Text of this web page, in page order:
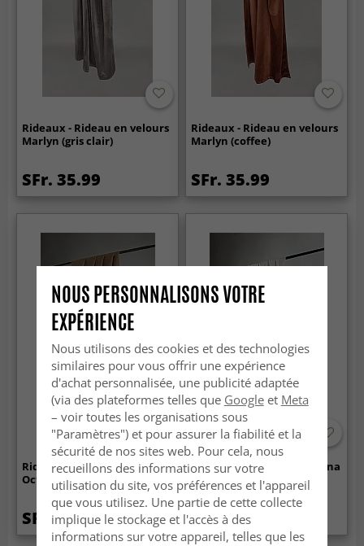
Rideaux - Rideau en velours
Marlyn (gris clair)
SFr. 35.99
Rideaux - Rideau en velours
Marlyn (coffee)
SFr. 35.99
Rideaux - Rideau occultant
Octavia (marron)
SFr. 30.99
Rideau en coton - Augustina
(blanc cassé)
SFr. 44.99
NOUS PERSONNALISONS VOTRE
EXPÉRIENCE
Nous utilisons des cookies et des technologies
similaires pour vous offrir une expérience
d'achat personnalisée, une publicité adaptée
(via des plateformes telles que Googleet Meta
– voir toutes les organisations sous
"Paramètres") et pour assurer la fiabilité et la
sécurité de nos sites web. Pour cela, nous
recueillons des informations sur votre
utilisation du site, vos préférences et l'appareil
que vous utilisez. Une partie de cette collecte
implique le stockage et l'accès à des
informations sur votre appareil, telles que les